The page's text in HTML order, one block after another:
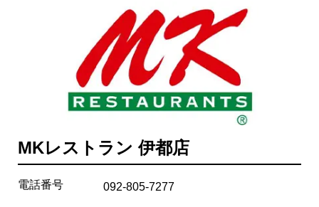
MKレストラン 伊都店
電話番号 092-805-7277